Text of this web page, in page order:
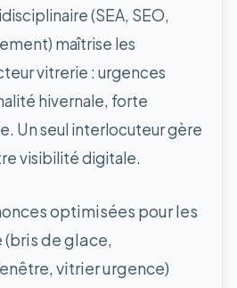
(SEA, SEO,
maîtrise les
vitrerie : urgences
hivernale, forte
Un seul interlocuteur gère
visibilité digitale.
optimisées pour les
de glace,
vitrier urgence)